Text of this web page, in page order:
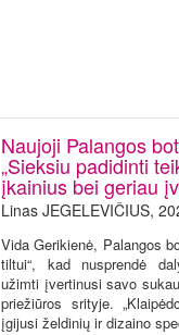
Naujoji Palangos
„Sieksiu padidinti
įkainius bei geriau
Linas JEGELEVIČIUS,
Vida Gerikienė, Palangos
tiltui“, kad nusprendė
užimti įvertinusi savo
priežiūros srityje.
įgijusi želdinių ir dizaino